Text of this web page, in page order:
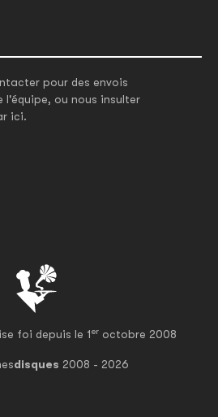
foi depuis le 1er octobre 2008
disques 2008 - 2026
pour des envois
l'équipe, ou nous insulter
ici.